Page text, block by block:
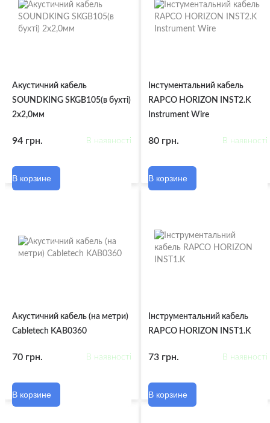
Акустичний кабель
SOUNDKING SKGB105(в бухті)
2х2,0мм
94 грн. В наявності
В корзине
Інстументальний кабель
RAPCO HORIZON INST2.K
Instrument Wire
80 грн. В наявності
В корзине
Акустичний кабель (на метри)
Cabletech KAB0360
70 грн. В наявності
В корзине
Інструментальний кабель
RAPCO HORIZON INST1.K
73 грн. В наявності
В корзине